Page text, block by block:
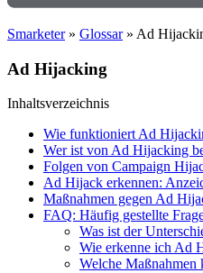
Smarketer» Glossar» Ad
Ad Hijacking
Inhaltsverzeichnis
Wie funktioniert Ad
Wer ist von Ad Hijacking
Folgen von Campaign
Ad Hijack erkennen:
Maßnahmen gegen Ad
FAQ: Häufig gestellte
Was ist der
Wie erkenne ich Ad
Welche